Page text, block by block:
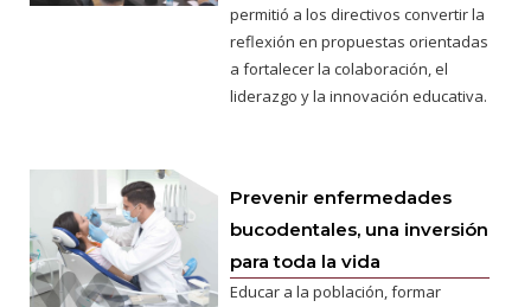
permitió a los directivos convertir la
reflexión en propuestas orientadas
a fortalecer la colaboración, el
liderazgo y la innovación educativa.
Prevenir enfermedades
bucodentales, una inversión
para toda la vida
Educar a la población, formar